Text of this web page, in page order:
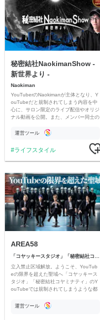
秘密結社NaokimanShow -
新世界より -
Naokiman
YouTuberのNaokimanが主体となり、Y
ouTubeだと規制されてしまう内容を中
心に、サロン限定のライブ配信やオリジ
ナル動画を公開。また、メンバー同士の
ただいています。
運営ツール
ライフスタイル
AREA58
「コヤッキースタジオ」「秘密結社コヤミナティ」
立入禁止区域解放。ようこそ、YouTub
eの限界を超えた聖域へ「コヤッキース
タジオ」「秘密結社コヤミナティ」のY
ouTubeでは規制されてしまうような都
公開。
運営ツール